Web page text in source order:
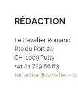
RÉDACTION
Le Cavalier Romand
Rte du Port 24
CH-1009 Pully
+41 21 729 86 83
redaction@cavalier-